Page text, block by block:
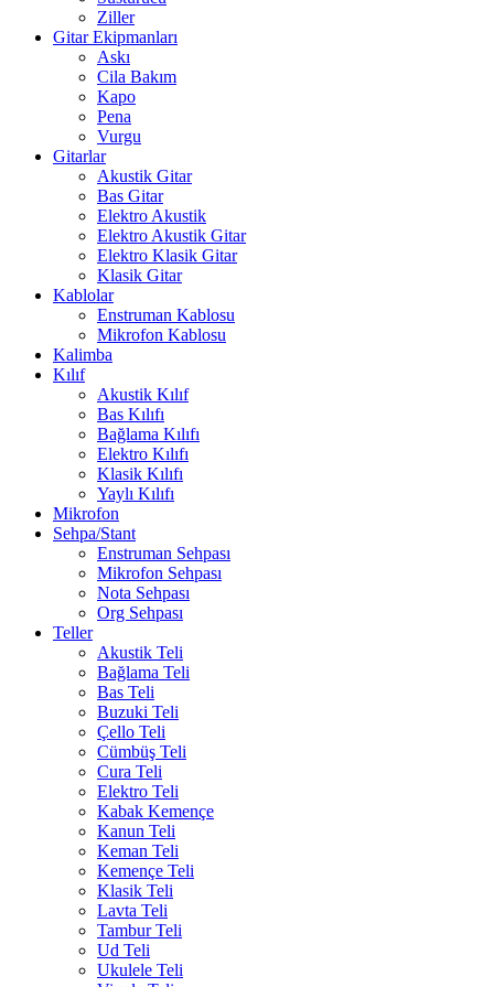
Ziller
Gitar Ekipmanları
Askı
Cila Bakım
Kapo
Pena
Vurgu
Gitarlar
Akustik Gitar
Bas Gitar
Elektro Akustik
Elektro Akustik Gitar
Elektro Klasik Gitar
Klasik Gitar
Kablolar
Enstruman Kablosu
Mikrofon Kablosu
Kalimba
Kılıf
Akustik Kılıf
Bas Kılıfı
Bağlama Kılıfı
Elektro Kılıfı
Klasik Kılıfı
Yaylı Kılıfı
Mikrofon
Sehpa/Stant
Enstruman Sehpası
Mikrofon Sehpası
Nota Sehpası
Org Sehpası
Teller
Akustik Teli
Bağlama Teli
Bas Teli
Buzuki Teli
Çello Teli
Cümbüş Teli
Cura Teli
Elektro Teli
Kabak Kemençe
Kanun Teli
Keman Teli
Kemençe Teli
Klasik Teli
Lavta Teli
Tambur Teli
Ud Teli
Ukulele Teli